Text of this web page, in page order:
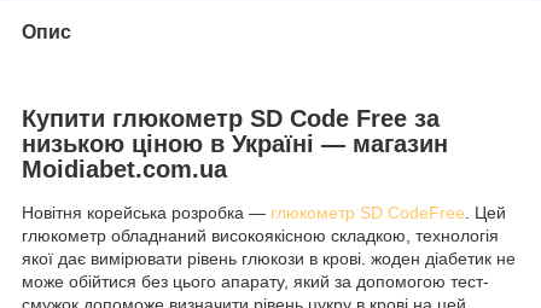
Опис
Купити глюкометр SD Code Free за
низькою ціною в Україні — магазин
Moidiabet.com.ua
Новітня корейська розробка — глюкометр SD CodeFree . Цей
глюкометр обладнаний високоякісною складкою, технологія
якої дає вимірювати рівень глюкози в крові. жоден діабетик не
може обійтися без цього апарату, який за допомогою тест-